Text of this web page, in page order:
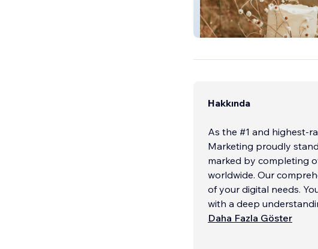
Iggy & Crumb
Hakkında
As the #1 and highest-
Marketing proudly
marked by completing
worldwide. Our
of your digital needs.
with a deep
Daha Fazla Göster